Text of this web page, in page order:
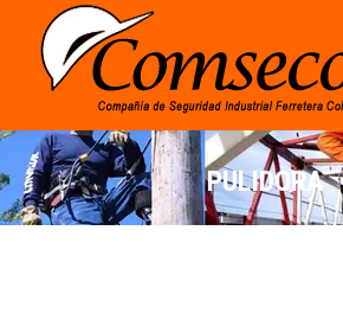
PULIDORA